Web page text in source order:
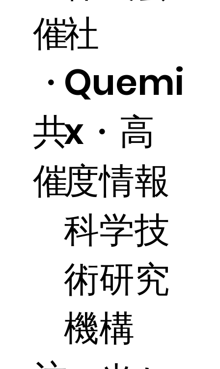
催
・
共
催
社
Quemi
x・高
度情報
科学技
術研究
機構